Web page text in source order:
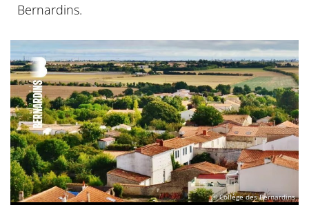
Bernardins.
© Collège des Bernardins